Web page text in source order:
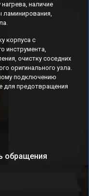
наличие
ламинирования,
корпуса с
инструмента,
очистку соседних
оригинального узла.
подключению
для предотвращения
обращения